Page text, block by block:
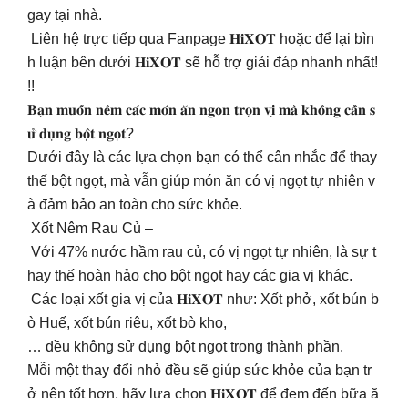
gay tại nhà.
Liên hệ trực tiếp qua Fanpage 𝐇𝐢𝐗𝐎𝐓 hoặc để lại bìn
h luận bên dưới 𝐇𝐢𝐗𝐎𝐓 sẽ hỗ trợ giải đáp nhanh nhất!
!!
𝐁𝐚̣𝐧 𝐦𝐮𝐨̂́𝐧 𝐧𝐞̂𝐦 𝐜𝐚́𝐜 𝐦𝐨́𝐧 𝐚̆𝐧 𝐧𝐠𝐨𝐧 𝐭𝐫𝐨̣𝐧 𝐯𝐢̣ 𝐦𝐚̀ 𝐤𝐡𝐨̂𝐧𝐠 𝐜𝐚̂̀𝐧 𝐬
𝐮̛̉ 𝐝𝐮̣𝐧𝐠 𝐛𝐨̣̂𝐭 𝐧𝐠𝐨̣𝐭?
Dưới đây là các lựa chọn bạn có thể cân nhắc để thay
thế bột ngọt, mà vẫn giúp món ăn có vị ngọt tự nhiên v
à đảm bảo an toàn cho sức khỏe.
Xốt Nêm Rau Củ –
Với 47% nước hầm rau củ, có vị ngọt tự nhiên, là sự t
hay thế hoàn hảo cho bột ngọt hay các gia vị khác.
Các loại xốt gia vị của 𝐇𝐢𝐗𝐎𝐓 như: Xốt phở, xốt bún b
ò Huế, xốt bún riêu, xốt bò kho,
… đều không sử dụng bột ngọt trong thành phần.
Mỗi một thay đổi nhỏ đều sẽ giúp sức khỏe của bạn tr
ở nên tốt hơn, hãy lựa chọn 𝐇𝐢𝐗𝐎𝐓 để đem đến bữa ă